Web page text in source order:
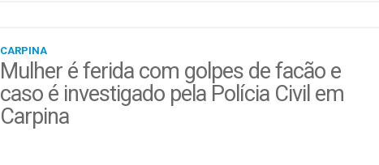
CARPINA
Mulher é ferida com golpes de facão e
caso é investigado pela Polícia Civil em
Carpina